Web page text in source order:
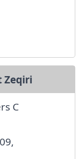
Zeqiri
C